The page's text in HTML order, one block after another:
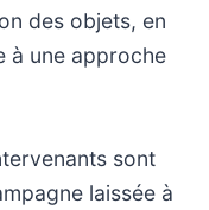
des objets, en
à une approche
sont
laissée à